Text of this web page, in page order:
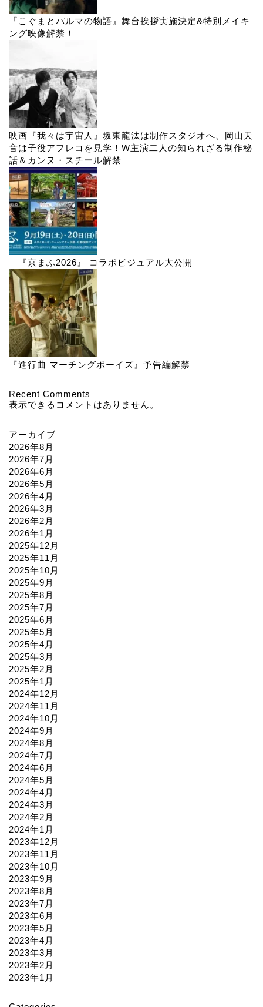
『こぐまとパルマの物語』舞台挨拶実施決定&特別メイキ
ング映像解禁！
映画『我々は宇宙人』坂東龍汰は制作スタジオへ、岡山天
音は子役アフレコを見学！W主演二人の知られざる制作秘
話＆カンヌ・スチール解禁
『京まふ2026』 コラボビジュアル大公開
『進行曲 マーチングボーイズ』予告編解禁
Recent Comments
表示できるコメントはありません。
アーカイブ
2026年8月
2026年7月
2026年6月
2026年5月
2026年4月
2026年3月
2026年2月
2026年1月
2025年12月
2025年11月
2025年10月
2025年9月
2025年8月
2025年7月
2025年6月
2025年5月
2025年4月
2025年3月
2025年2月
2025年1月
2024年12月
2024年11月
2024年10月
2024年9月
2024年8月
2024年7月
2024年6月
2024年5月
2024年4月
2024年3月
2024年2月
2024年1月
2023年12月
2023年11月
2023年10月
2023年9月
2023年8月
2023年7月
2023年6月
2023年5月
2023年4月
2023年3月
2023年2月
2023年1月